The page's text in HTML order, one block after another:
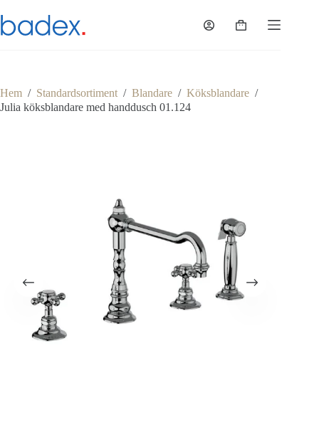
till
innehåll
Varukorg
Hem / Standardsortiment / Blandare / Köksblandare /
Julia köksblandare med handdusch 01.124